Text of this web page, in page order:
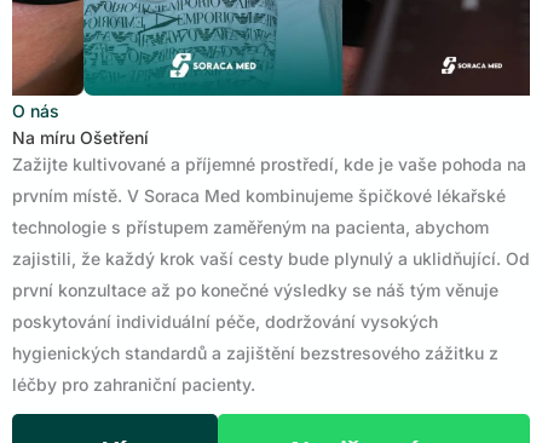
O nás
Na míru Ošetření
Zažijte kultivované a příjemné prostředí, kde je vaše pohoda na
prvním místě. V Soraca Med kombinujeme špičkové lékařské
technologie s přístupem zaměřeným na pacienta, abychom
zajistili, že každý krok vaší cesty bude plynulý a uklidňující. Od
první konzultace až po konečné výsledky se náš tým věnuje
poskytování individuální péče, dodržování vysokých
hygienických standardů a zajištění bezstresového zážitku z
léčby pro zahraniční pacienty.